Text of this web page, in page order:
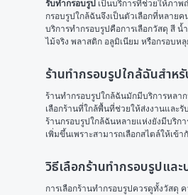
รับทำกรอบรูป เป็นบริการที่ช่วยให้ภาพ
กรอบรูปใกล้ฉันจึงเป็นตัวเลือกที่หลาย
บริการทำกรอบรูปคือการเลือกวัสดุ สี
ไม้จริง พลาสติก อลูมิเนียม หรือกรอบ
ร้านทำกรอบรูปใกล้ฉันสำ
ร้านทำกรอบรูปใกล้ฉันมักมีบริการหลา
เลือกร้านที่ใกล้พื้นที่ช่วยให้ส่งงานแล
ร้านกรอบรูปใกล้ฉันหลายแห่งยังมีบริก
เพิ่มขึ้นเพราะสามารถเลือกสไตล์ให้เ
วิธีเลือกร้านทำกรอบรูปแล
การเลือกร้านทำกรอบรูปควรดูทั้งวัสดุ